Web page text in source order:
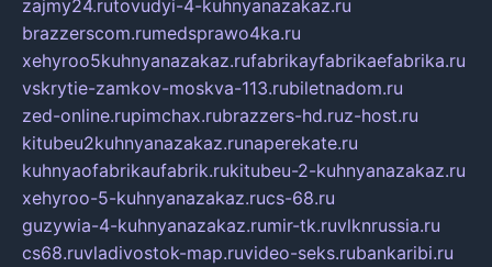
zajmy24.rutovudyi-4-kuhnyanazakaz.ru
brazzerscom.rumedsprawo4ka.ru
xehyroo5kuhnyanazakaz.rufabrikayfabrikaefabrika.ru
vskrytie-zamkov-moskva-113.rubiletnadom.ru
zed-online.rupimchax.rubrazzers-hd.ruz-host.ru
kitubeu2kuhnyanazakaz.runaperekate.ru
kuhnyaofabrikaufabrik.rukitubeu-2-kuhnyanazakaz.ru
xehyroo-5-kuhnyanazakaz.rucs-68.ru
guzywia-4-kuhnyanazakaz.rumir-tk.ruvlknrussia.ru
cs68.ruvladivostok-map.ruvideo-seks.rubankaribi.ru